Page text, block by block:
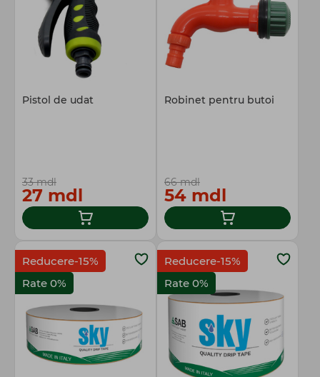
Pistol de udat
33 mdl
27 mdl
Robinet pentru butoi
66 mdl
54 mdl
Reducere-15%
Rate 0%
Reducere-15%
Rate 0%